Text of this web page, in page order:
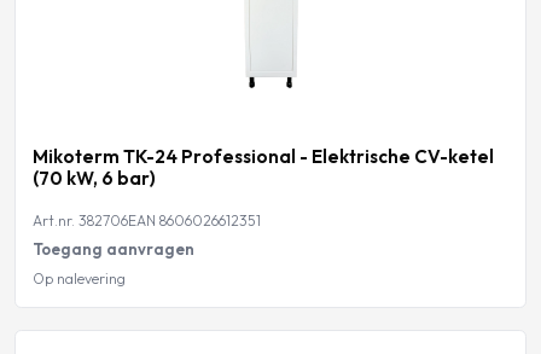
Mikoterm TK-24 Professional - Elektrische CV-ketel
(70 kW, 6 bar)
Art.nr. 382706EAN 8606026612351
Toegang aanvragen
Op nalevering